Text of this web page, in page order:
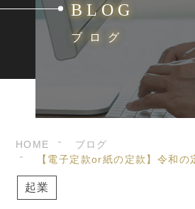
BLOG
ブログ
HOME
ブログ
【電子定款or紙の定款】令和の
起業